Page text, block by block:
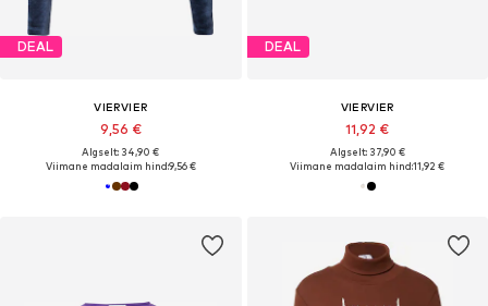
DEAL
VIERVIER
9,56 €
Algselt: 34,90 €
Viimane madalaim hind:9,56 €
DEAL
VIERVIER
11,92 €
Algselt: 37,90 €
Viimane madalaim hind:11,92 €